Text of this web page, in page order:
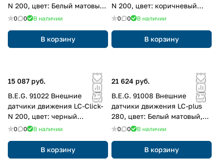
N 200, цвет: Белый матовый,
похожий RAL9010
0 0 В наличии
В корзину
N 200, цвет: коричневый
матовый, похожий RAL8014
0 0 В наличии
В корзину
15 087 руб.
B.E.G. 91022 Внешние
датчики движения LC-Click-
N 200, цвет: черный
матовый, похожий RAL9005
0 0 В наличии
В корзину
21 624 руб.
B.E.G. 91008 Внешние
датчики движения LC-plus
280, цвет: Белый матовый,
похожий RAL9010
0 0 В наличии
В корзину